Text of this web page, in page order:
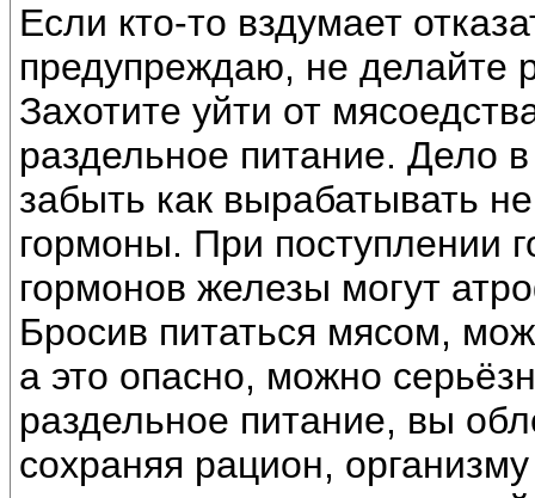
Если кто-то вздумает
предупреждаю, не делайте
Захотите уйти от
раздельное питание. Дело
забыть как вырабатывать
гормоны. При поступлении
гормонов железы могут
Бросив питаться мясом,
а это опасно, можно
раздельное питание, вы
сохраняя рацион,